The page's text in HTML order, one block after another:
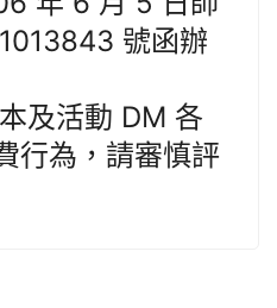
號函辦
及活動 DM 各
行為，請審慎評